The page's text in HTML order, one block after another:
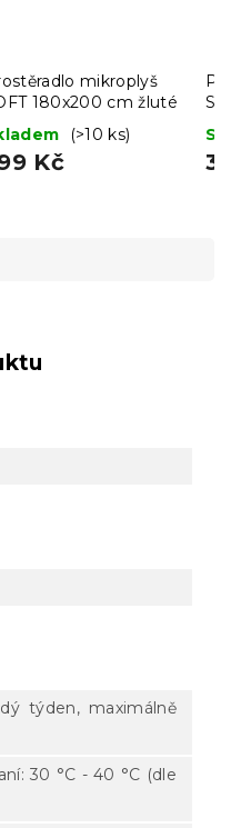
mikroplyš
180x200 cm žluté
(>10 ks)
Kč
týden, maximálně
30 °C - 40 °C (dle